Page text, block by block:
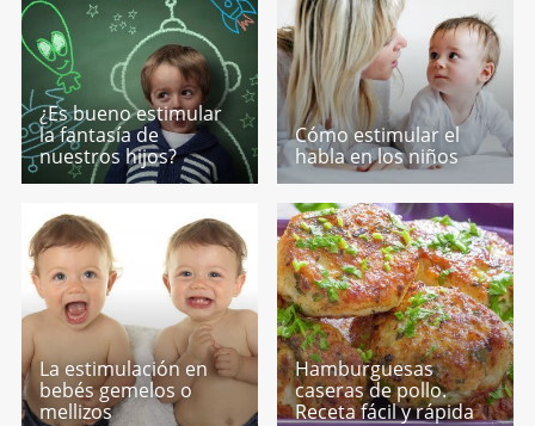
¿Es bueno estimular
la fantasía de
nuestros hijos?
Cómo estimular el
habla en los niños
La estimulación en
bebés gemelos o
mellizos
Hamburguesas
caseras de pollo.
Receta fácil y rápida